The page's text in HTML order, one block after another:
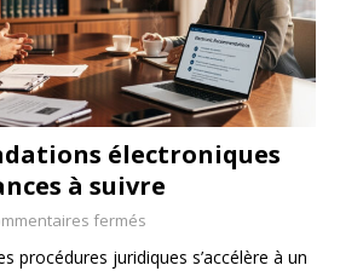
électroniques
à suivre
fermés
procédures juridiques s’accélère à un